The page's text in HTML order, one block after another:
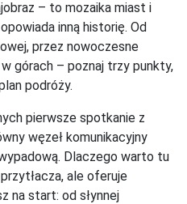
– to mozaika miast i
inną historię. Od
przez nowoczesne
górach – poznaj trzy punkty,
podróży.
pierwsze spotkanie z
węzeł komunikacyjny
Dlaczego warto tu
ale oferuje
na start: od słynnej